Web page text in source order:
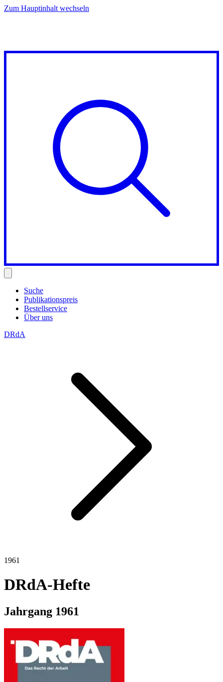
Zum Hauptinhalt wechseln
Suche
Publikationspreis
Bestellservice
Über uns
DRdA
1961
DRdA-Hefte
Jahrgang 1961